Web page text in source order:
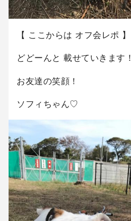
【 ここからは オフ会レポ 】
どどーんと 載せていきます！
お友達の笑顔！
ソフィちゃん♡